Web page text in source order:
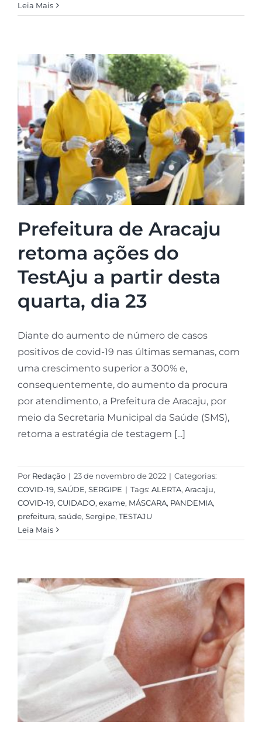
Leia Mais
Prefeitura de Aracaju
retoma ações do
TestAju a partir desta
quarta, dia 23
Diante do aumento de número de casos
positivos de covid-19 nas últimas semanas, com
uma crescimento superior a 300% e,
consequentemente, do aumento da procura
por atendimento, a Prefeitura de Aracaju, por
meio da Secretaria Municipal da Saúde (SMS),
retoma a estratégia de testagem [...]
Por Redação | 23 de novembro de 2022 | Categorias:
COVID-19, SAÚDE, SERGIPE | Tags: ALERTA, Aracaju,
COVID-19, CUIDADO, exame, MÁSCARA, PANDEMIA,
prefeitura, saúde, Sergipe, TESTAJU
Leia Mais